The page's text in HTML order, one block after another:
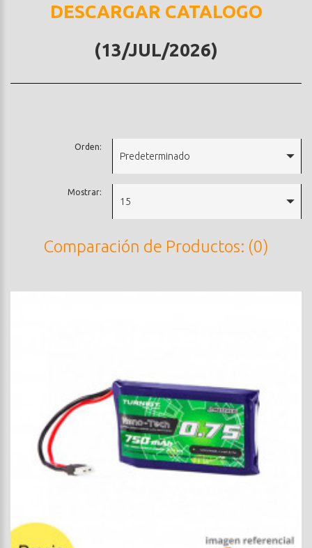
DESCARGAR CATALOGO
(13/JUL/2026)
Orden:
Predeterminado
Mostrar:
15
Comparación de Productos: (0)